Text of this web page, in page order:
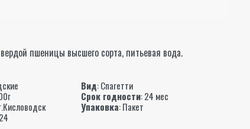
пшеницы высшего сорта, питьевая вода.
Вид: Спагетти
Срок годности: 24 мес
Упаковка: Пакет